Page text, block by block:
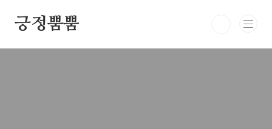
긍정뿜뿜